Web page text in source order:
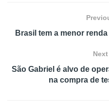
Brasil tem a menor
São Gabriel é alvo de
na compra de